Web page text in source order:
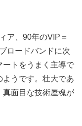
ア、90年のVIP＝
ロードバンドに次
ートをうまく主導で
ようです。壮大であ
真面目な技術屋魂が